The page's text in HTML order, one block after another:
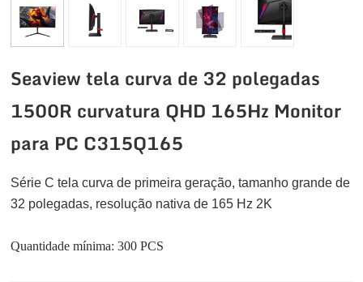
Seaview tela curva de 32 polegadas
1500R curvatura QHD 165Hz Monitor
para PC C315Q165
Série C tela curva de primeira geração, tamanho grande de
32 polegadas, resolução nativa de 165 Hz 2K
Quantidade mínima: 300 PCS